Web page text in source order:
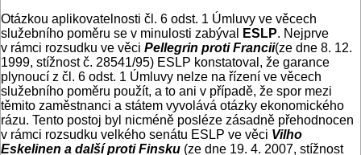
Otázkou aplikovatelnosti čl. 6 odst. 1 Úmluvy ve věcech
služebního poměru se v minulosti zabýval
ESLP. Nejprve
v rámci rozsudku ve věci Pellegrin proti Francii(ze dne 8. 12.
1999, stížnost č. 28541/95) ESLP konstatoval, že garance
plynoucí z čl. 6 odst. 1 Úmluvy nelze na řízení ve věcech
služebního poměru použít, a to ani v případě, že spor mezi
těmito zaměstnanci a státem vyvolává otázky ekonomického
rázu. Tento postoj byl nicméně posléze zásadně přehodnocen
v rámci rozsudku velkého senátu ESLP ve věci Vilho
Eskelinen a další proti Finsku (ze dne 19. 4. 2007, stížnost